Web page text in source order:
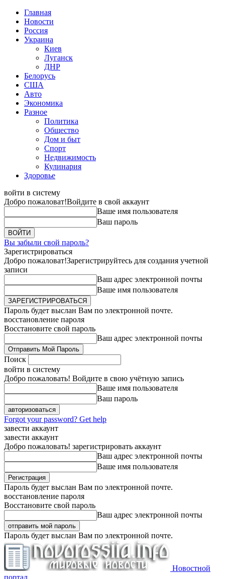
Главная
Новости
Россия
Украина
Киев
Луганск
ДНР
Белорусь
США
Авто
Экономика
Разное
Политика
Общество
Дом и быт
Спорт
Недвижимость
Кулинария
Здоровье
войти в систему
Добро пожаловат!Войдите в свой аккаунт
Ваше имя пользователя
Ваш пароль
Вы забыли свой пароль?
Зарегистрироваться
Добро пожаловат!Зарегистрируйтесь для создания учетной
записи
Ваш адрес электронной почты
Ваше имя пользователя
Пароль будет выслан Вам по электронной почте.
восстановление пароля
Восстановите свой пароль
Ваш адрес электронной почты
Поиск
войти в систему
Добро пожаловать! Войдите в свою учётную запись
Ваше имя пользователя
Ваш пароль
Forgot your password? Get help
завести аккаунт
завести аккаунт
Добро пожаловать! зарегистрировать аккаунт
Ваш адрес электронной почты
Ваше имя пользователя
Пароль будет выслан Вам по электронной почте.
восстановление пароля
Восстановите свой пароль
Ваш адрес электронной почты
Пароль будет выслан Вам по электронной почте.
Новостной
портал